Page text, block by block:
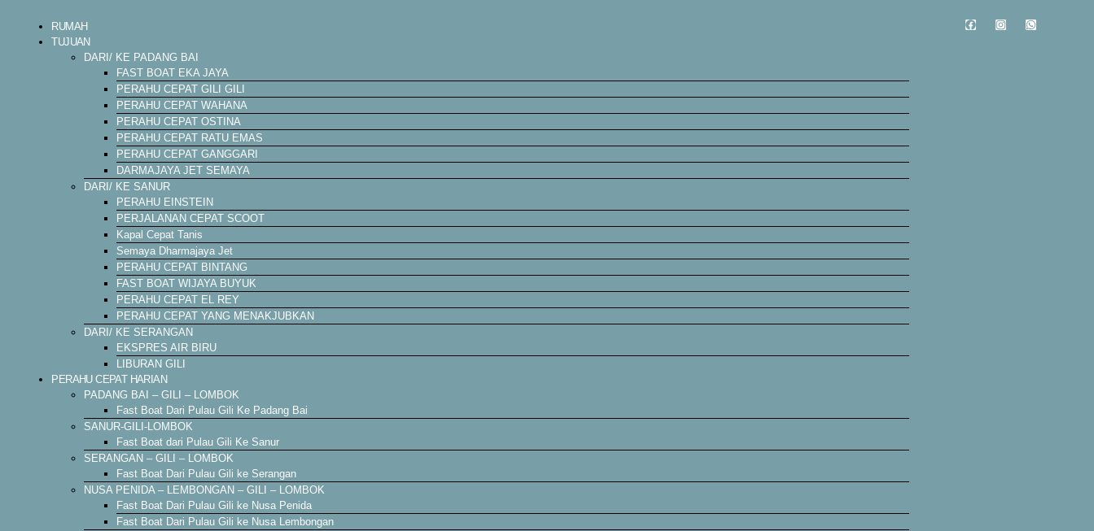
RUMAH
TUJUAN
DARI/ KE PADANG BAI
FAST BOAT EKA JAYA
PERAHU CEPAT GILI GILI
PERAHU CEPAT WAHANA
PERAHU CEPAT OSTINA
PERAHU CEPAT RATU EMAS
PERAHU CEPAT GANGGARI
DARMAJAYA JET SEMAYA
DARI/ KE SANUR
PERAHU EINSTEIN
PERJALANAN CEPAT SCOOT
Kapal Cepat Tanis
Semaya Dharmajaya Jet
PERAHU CEPAT BINTANG
FAST BOAT WIJAYA BUYUK
PERAHU CEPAT EL REY
PERAHU CEPAT YANG MENAKJUBKAN
DARI/ KE SERANGAN
EKSPRES AIR BIRU
LIBURAN GILI
PERAHU CEPAT HARIAN
PADANG BAI – GILI – LOMBOK
Fast Boat Dari Pulau Gili Ke Padang Bai
SANUR-GILI-LOMBOK
Fast Boat dari Pulau Gili Ke Sanur
SERANGAN – GILI – LOMBOK
Fast Boat Dari Pulau Gili ke Serangan
NUSA PENIDA – LEMBONGAN – GILI – LOMBOK
Fast Boat Dari Pulau Gili ke Nusa Penida
Fast Boat Dari Pulau Gili ke Nusa Lembongan